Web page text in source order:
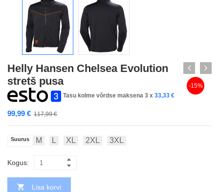
Helly Hansen Chelsea Evolution
stretš pusa
Tasu kolme võrdse maksena 3 x 33,33 €
117,99€
99,99 €
-15%
Suurus M L XL 2XL 3XL
Kogus:
Lisa korvi